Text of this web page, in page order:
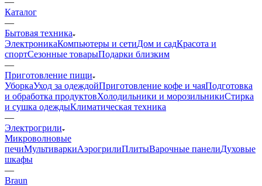
Каталог
—
Бытовая техника
ЭлектроникаКомпьютеры и сетиДом и садКрасота и
спортСезонные товарыПодарки близким
—
Приготовление пищи
УборкаУход за одеждойПриготовление кофе и чаяПодготовка
и обработка продуктовХолодильники и морозильникиСтирка
и сушка одеждыКлиматическая техника
—
Электрогрили
Микроволновые
печиМультиваркиАэрогрилиПлитыВарочные панелиДуховые
шкафы
—
Braun